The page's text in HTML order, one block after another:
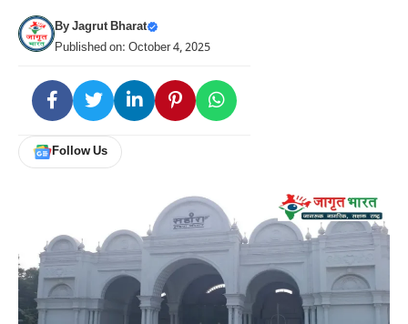
ByJagrut Bharat
Published on: October 4, 2025
Follow Us